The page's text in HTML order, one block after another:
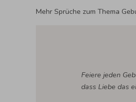
Mehr Sprüche zum Thema
Feiere jeden
dass Liebe das